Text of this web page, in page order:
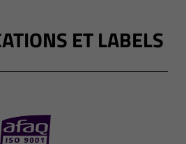
ET LABELS